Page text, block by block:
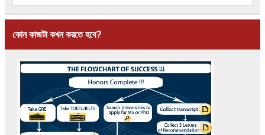
কোন কাজটা কখন করতে হবে?